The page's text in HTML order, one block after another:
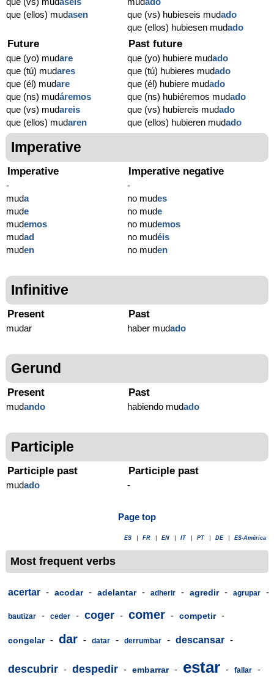
que (ellos) mudasen
que (vs) hubieseis mudado
que (ellos) hubiesen mudado
Future
que (yo) mudare
que (tú) mudares
que (él) mudare
que (ns) mudáremos
que (vs) mudareis
que (ellos) mudaren
Past future
que (yo) hubiere mudado
que (tú) hubieres mudado
que (él) hubiere mudado
que (ns) hubiéremos mudado
que (vs) hubiereis mudado
que (ellos) hubieren mudado
Imperative
Imperative
-
muda
mude
mudemos
mudad
muden
Imperative negative
-
no mudes
no mude
no mudemos
no mudéis
no muden
Infinitive
Present
mudar
Past
haber mudado
Gerund
Present
mudando
Past
habiendo mudado
Participle
Participle past
mudado
Participle past
-
Page top
ES FR EN IT PT DE ES-América
Most frequent verbs
acertar - acodar - adelantar - adherir - agredir - agrupar -
bautizar - ceder - coger - comer - competir -
congelar - dar - datar - derrumbar - descansar -
descubrir - despedir - embarrar - estar - fallar -